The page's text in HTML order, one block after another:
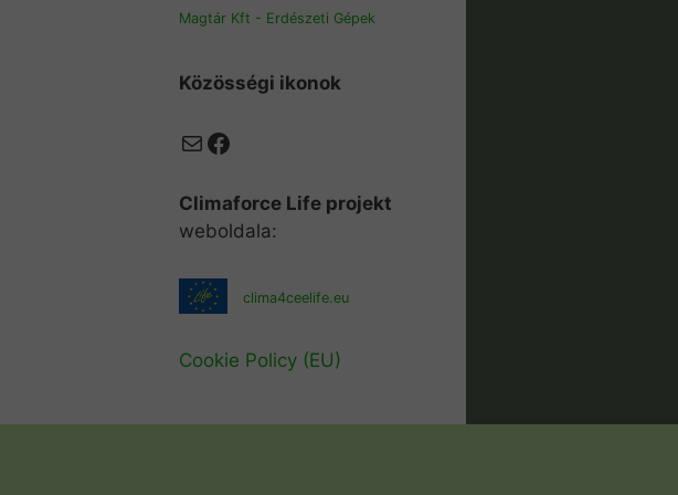
Magtár Kft - Erdészeti Gépek
Közösségi ikonok
MailFacebook
Climaforce Life projekt
weboldala:
clima4ceelife.eu
Cookie Policy (EU)